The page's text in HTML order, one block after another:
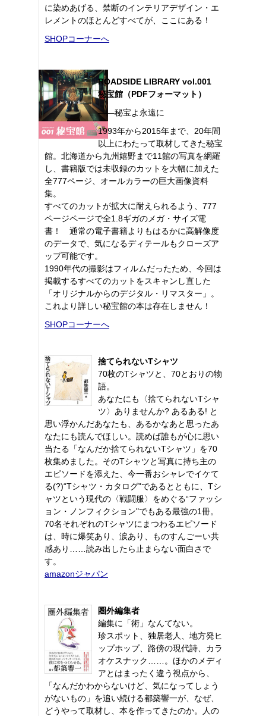
に染めあげる、禁断のインテリアデザイン・エ
レメントのほとんどすべてが、ここにある！
SHOPコーナーへ
ROADSIDE LIBRARY vol.001
秘宝館（PDFフォーマット）
――秘宝よ永遠に
1993年から2015年まで、20年間
以上にわたって取材してきた秘宝
館。北海道から九州嬉野まで11館の写真を網羅
し、書籍版では未収録のカットを大幅に加えた
全777ページ、オールカラーの巨大画像資料
集。
すべてのカットが拡大に耐えられるよう、777
ページページで全1.8ギガのメガ・サイズ電
書！ 通常の電子書籍よりもはるかに高解像度
のデータで、気になるディテールもクローズア
ップ可能です。
1990年代の撮影はフィルムだったため、今回は
掲載するすべてのカットをスキャンし直した
「オリジナルからのデジタル・リマスター」。
これより詳しい秘宝館の本は存在しません！
SHOPコーナーへ
捨てられないTシャツ
70枚のTシャツと、70とおりの物
語。
あなたにも〈捨てられないTシャ
ツ〉ありませんか? あるある! と
思い浮かんだあなたも、あるかなあと思ったあ
なたにも読んでほしい。読めば誰もが心に思い
当たる「なんだか捨てられないTシャツ」を70
枚集めました。そのTシャツと写真に持ち主の
エピソードを添えた、今一番おシャレでイケて
る(?)“Tシャツ・カタログ"であるとともに、Tシ
ャツという現代の〈戦闘服〉をめぐる“ファッシ
ョン・ノンフィクション"でもある最強の1冊。
70名それぞれのTシャツにまつわるエピソード
は、時に爆笑あり、涙あり、ものすんごーい共
感あり……読み出したら止まらない面白さで
す。
amazonジャパン
圏外編集者
編集に「術」なんてない。
珍スポット、独居老人、地方発ヒ
ップホップ、路傍の現代詩、カラ
オケスナック……。ほかのメディ
アとはまったく違う視点から、
「なんだかわからないけど、気になってしょう
がないもの」を追い続ける都築響一が、なぜ、
どうやって取材し、本を作ってきたのか。人の